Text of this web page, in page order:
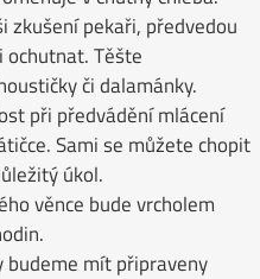
zkušení pekaři, předvedou
ochutnat. Těšte
či dalamánky.
při předvádění mlácení
Sami se můžete chopit
úkol.
věnce bude vrcholem
budeme mít připraveny